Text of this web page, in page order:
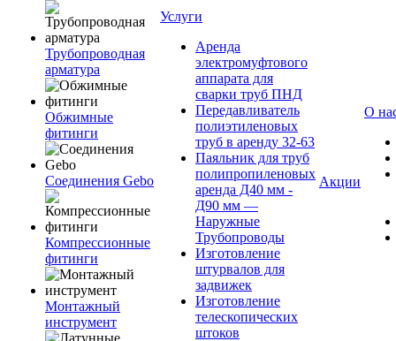
Трубопроводная
арматура
Обжимные
фитинги
Соединения Gebo
Компрессионные
фитинги
Монтажный
инструмент
Услуги
Аренда
электромуфтового
аппарата для
сварки труб ПНД
Передавливатель
полиэтиленовых
труб в аренду 32-63
Паяльник для труб
полипропиленовых
аренда Д40 мм -
Д90 мм —
Наружные
Трубопроводы
Изготовление
штурвалов для
задвижек
Изготовление
телескопических
штоков
Акции
О